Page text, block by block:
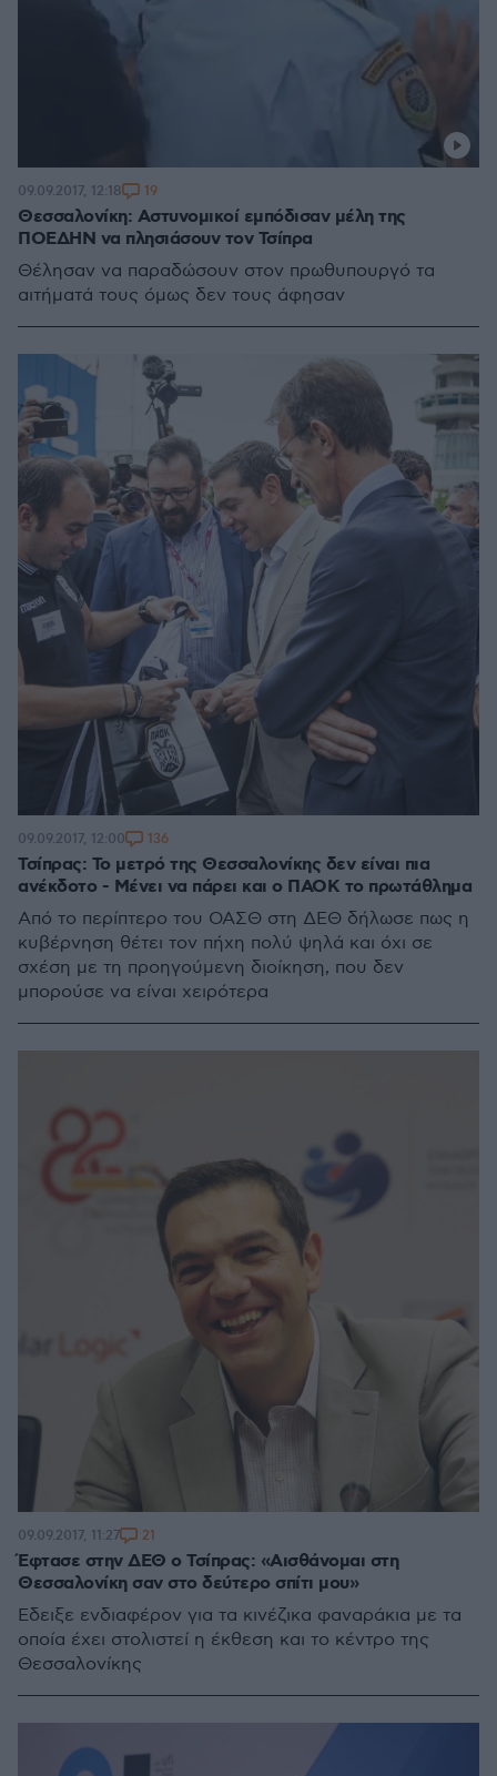
Θεσσαλονίκη: Αστυνομικοί εμπόδισαν μέλη της
ΠΟΕΔΗΝ να πλησιάσουν τον Τσίπρα
Θέλησαν να παραδώσουν στον πρωθυπουργό τα
αιτήματά τους όμως δεν τους άφησαν
09.09.2017, 12:18 19
Τσίπρας: Το μετρό της Θεσσαλονίκης δεν είναι πια
ανέκδοτο - Μένει να πάρει και ο ΠΑΟΚ το πρωτάθλημα
Από το περίπτερο του ΟΑΣΘ στη ΔΕΘ δήλωσε πως η
κυβέρνηση θέτει τον πήχη πολύ ψηλά και όχι σε
σχέση με τη προηγούμενη διοίκηση, που δεν
μπορούσε να είναι χειρότερα
09.09.2017, 12:00 136
Έφτασε στην ΔΕΘ ο Τσίπρας: «Αισθάνομαι στη
Θεσσαλονίκη σαν στο δεύτερο σπίτι μου»
Εδειξε ενδιαφέρον για τα κινέζικα φαναράκια με τα
οποία έχει στολιστεί η έκθεση και το κέντρο της
Θεσσαλονίκης
09.09.2017, 11:27 21